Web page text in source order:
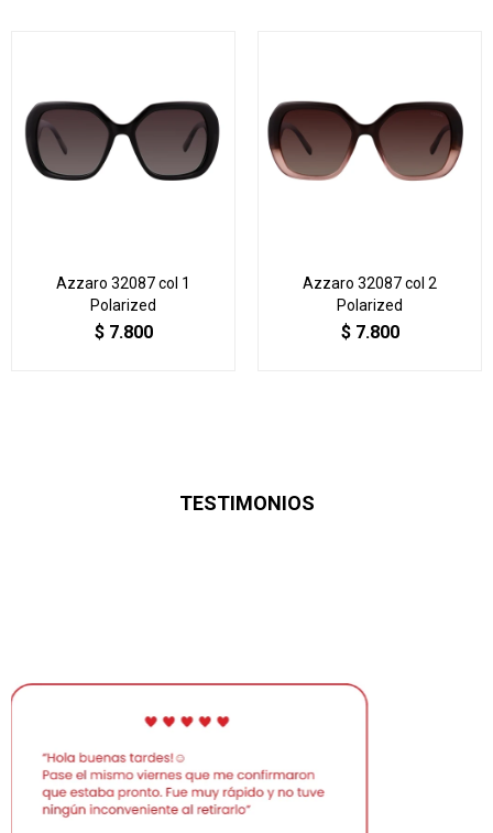
Azzaro 32087 col 1
Polarized
$ 7.800
Azzaro 32087 col 2
Polarized
$ 7.800
TESTIMONIOS